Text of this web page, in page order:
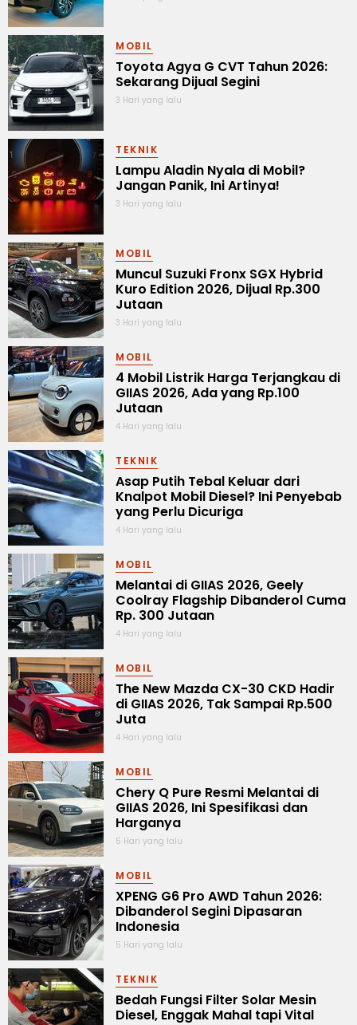
MOBIL
Toyota Agya G CVT Tahun 2026:
Sekarang Dijual Segini
3 Hari yang lalu
TEKNIK
Lampu Aladin Nyala di Mobil?
Jangan Panik, Ini Artinya!
3 Hari yang lalu
MOBIL
Muncul Suzuki Fronx SGX Hybrid
Kuro Edition 2026, Dijual Rp.300
Jutaan
3 Hari yang lalu
MOBIL
4 Mobil Listrik Harga Terjangkau di
GIIAS 2026, Ada yang Rp.100
Jutaan
4 Hari yang lalu
TEKNIK
Asap Putih Tebal Keluar dari
Knalpot Mobil Diesel? Ini Penyebab
yang Perlu Dicuriga
4 Hari yang lalu
MOBIL
Melantai di GIIAS 2026, Geely
Coolray Flagship Dibanderol Cuma
Rp. 300 Jutaan
4 Hari yang lalu
MOBIL
The New Mazda CX-30 CKD Hadir
di GIIAS 2026, Tak Sampai Rp.500
Juta
4 Hari yang lalu
MOBIL
Chery Q Pure Resmi Melantai di
GIIAS 2026, Ini Spesifikasi dan
Harganya
5 Hari yang lalu
MOBIL
XPENG G6 Pro AWD Tahun 2026:
Dibanderol Segini Dipasaran
Indonesia
5 Hari yang lalu
TEKNIK
Bedah Fungsi Filter Solar Mesin
Diesel, Enggak Mahal tapi Vital